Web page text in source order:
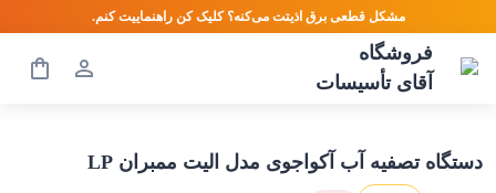
مشکل قطعی برق اذیتت می‌کنه؟ کلیک کن راهنماییت کنم.
فروشگاه
آقای تأسیسات
دستگاه تصفیه آب آکواجوی مدل الیت ممبران LP